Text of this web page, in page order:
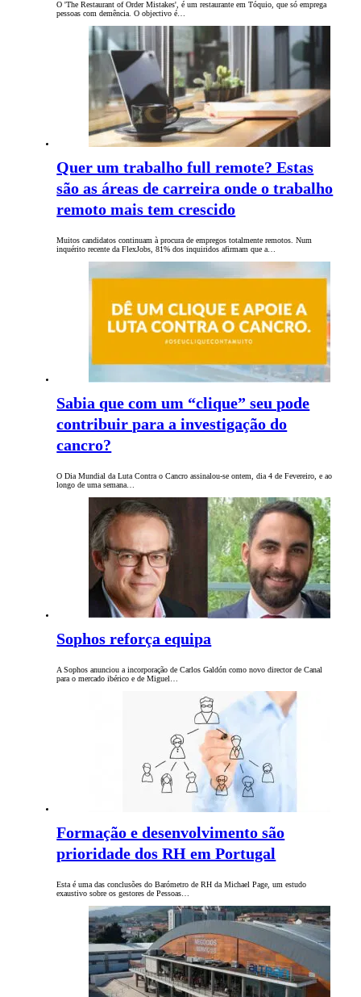
O 'The Restaurant of Order Mistakes', é um restaurante em Tóquio, que só emprega
pessoas com demência. O objectivo é…
Quer um trabalho full remote? Estas
são as áreas de carreira onde o trabalho
remoto mais tem crescido
Muitos candidatos continuam à procura de empregos totalmente remotos. Num
inquérito recente da FlexJobs, 81% dos inquiridos afirmam que a…
Sabia que com um “clique” seu pode
contribuir para a investigação do
cancro?
O Dia Mundial da Luta Contra o Cancro assinalou-se ontem, dia 4 de Fevereiro, e ao
longo de uma semana…
Sophos reforça equipa
A Sophos anunciou a incorporação de Carlos Galdón como novo director de Canal
para o mercado ibérico e de Miguel…
Formação e desenvolvimento são
prioridade dos RH em Portugal
Esta é uma das conclusões do Barómetro de RH da Michael Page, um estudo
exaustivo sobre os gestores de Pessoas…